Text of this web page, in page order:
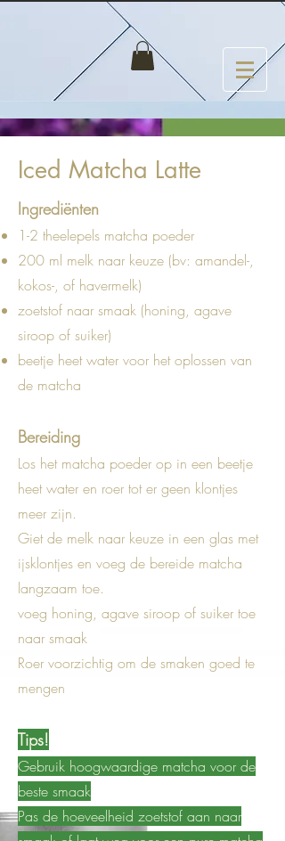
Iced Matcha Latte
Ingrediënten
1-2 theelepels matcha poeder
200 ml melk naar keuze (bv: amandel-,
kokos-, of havermelk)
zoetstof naar smaak (honing, agave
siroop of suiker)
beetje heet water voor het oplossen van
de matcha
Bereiding
Los het matcha poeder op in een beetje
heet water en roer tot er geen klontjes
meer zijn.
Giet de melk naar keuze in een glas met
ijsklontjes en voeg de bereide matcha
langzaam toe.
voeg honing, agave siroop of suiker toe
naar smaak
Roer voorzichtig om de smaken goed te
mengen
Tips!
Gebruik hoogwaardige matcha voor de
beste smaak
Pas de hoeveelheid zoetstof aan naar